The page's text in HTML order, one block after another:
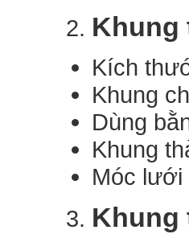
Khung
Kích
Khung
Dùng
Khung
Móc lưới
Khung